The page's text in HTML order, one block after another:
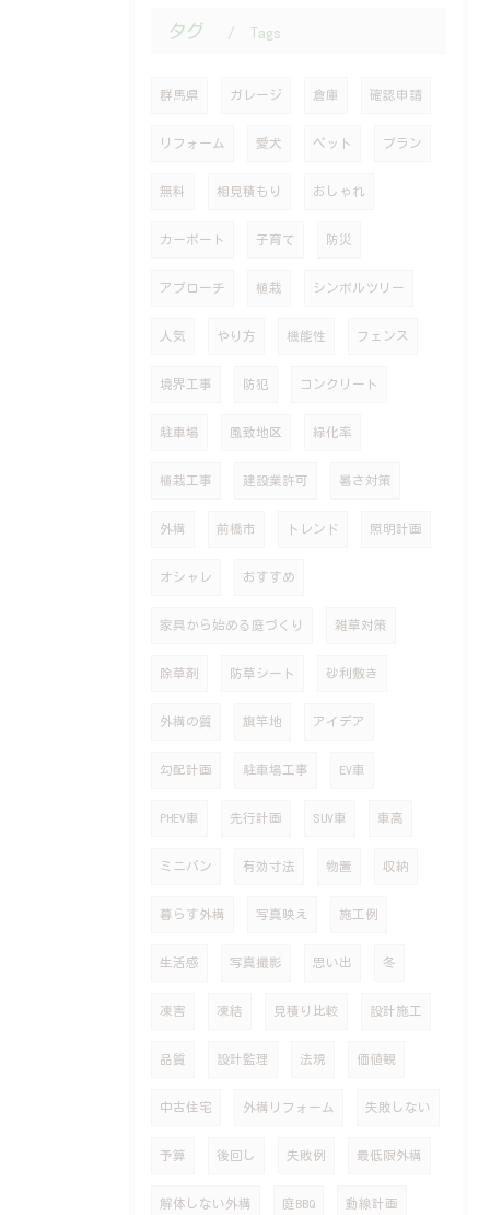
タグ Tags
群馬県 ガレージ 倉庫 確認申請
リフォーム 愛犬 ペット プラン
無料 相見積もり おしゃれ
カーポート 子育て 防災
アプローチ 植栽 シンボルツリー
人気 やり方 機能性 フェンス
境界工事 防犯 コンクリート
駐車場 風致地区 緑化率
植栽工事 建設業許可 暑さ対策
外構 前橋市 トレンド 照明計画
オシャレ おすすめ
家具から始める庭づくり 雑草対策
除草剤 防草シート 砂利敷き
外構の質 旗竿地 アイデア
勾配計画 駐車場工事 EV車
PHEV車 先行計画 SUV車 車高
ミニバン 有効寸法 物置 収納
暮らす外構 写真映え 施工例
生活感 写真撮影 思い出 冬
凍害 凍結 見積り比較 設計施工
品質 設計監理 法規 価値観
中古住宅 外構リフォーム 失敗しない
予算 後回し 失敗例 最低限外構
解体しない外構 庭BBQ 動線計画